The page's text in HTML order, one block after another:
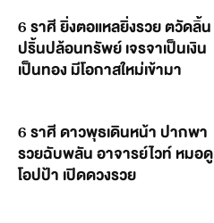
6 ราศี ยิ่งตอแหลยิ่งรวย ตวัดลิ้น
ปริ้นปล้อนทรัพย์ เจรจาเป็นเงิน
เป็นทอง มีโอกาสใหม่เข้ามา
6 ราศี ดาวพุธเดินหน้า ปากพา
รวยฉับพลัน อาจารย์ไวท์ หมอดู
โอปป้า เปิดดวงรวย